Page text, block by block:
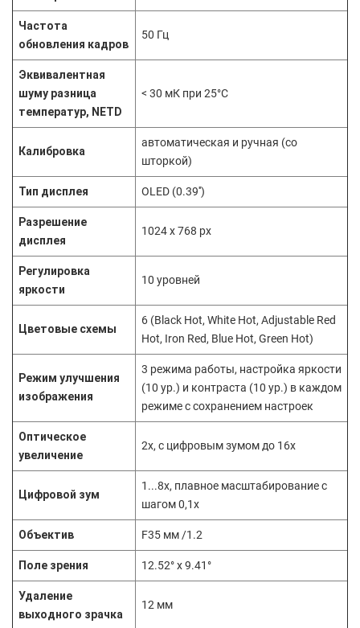
Частота
обновления кадров
50 Гц
Эквивалентная
шуму разница
температур, NETD
< 30 мК при 25°C
Калибровка
автоматическая и ручная (со
шторкой)
Тип дисплея OLED (0.39'')
Разрешение
дисплея
1024 x 768 px
Регулировка
яркости
10 уровней
Цветовые схемы
6 (Black Hot, White Hot, Adjustable Red
Hot, Iron Red, Blue Hot, Green Hot)
Режим улучшения
изображения
3 режима работы, настройка яркости
(10 ур.) и контраста (10 ур.) в каждом
режиме с сохранением настроек
Оптическое
увеличение
2x, с цифровым зумом до 16x
Цифровой зум
1...8x, плавное масштабирование с
шагом 0,1x
Объектив F35 мм /1.2
Поле зрения 12.52° x 9.41°
Удаление
выходного зрачка
12 мм